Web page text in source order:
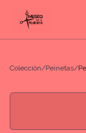
Colección/Peinetas/